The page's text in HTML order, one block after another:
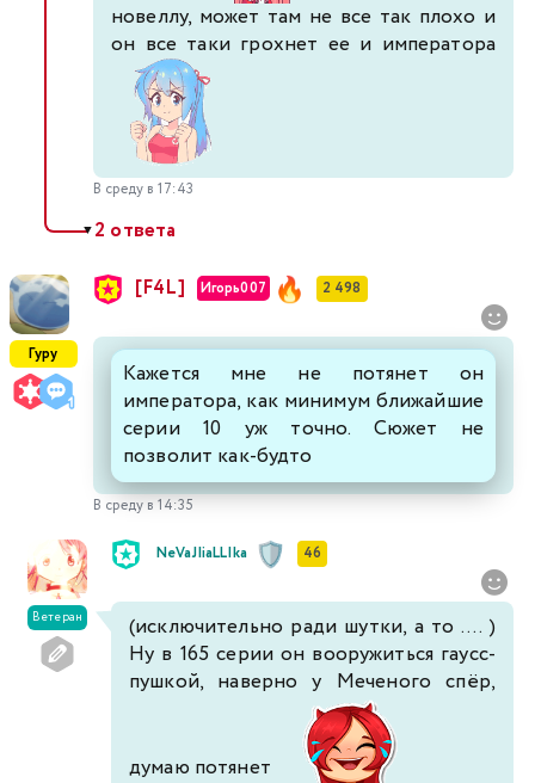
новеллу, может там не все так плохо и
он все таки грохнет ее и императора
В среду в 17:43
▼2 ответа
Гуру
[F4L] Игорь007 2 498
Кажется мне не потянет он
императора, как минимум ближайшие
серии 10 уж точно. Сюжет не
позволит как-будто
В среду в 14:35
Ветеран
NeVaJIiaLLIka 46
(исключительно ради шутки, а то .... )
Ну в 165 серии он вооружиться гаусс-
пушкой, наверно у Меченого спёр,
думаю потянет